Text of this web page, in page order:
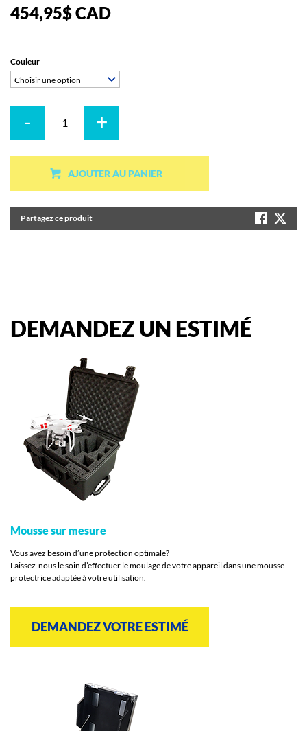
454,95$CAD
Couleur
Choisir une option
- +
AJOUTER AU PANIER
Partagez ce produit
DEMANDEZ UN ESTIMÉ
Mousse sur mesure
Vous avez besoin d’une protection optimale?
Laissez-nous le soin d’effectuer le moulage de votre appareil dans une mousse
protectrice adaptée à votre utilisation.
DEMANDEZ VOTRE ESTIMÉ